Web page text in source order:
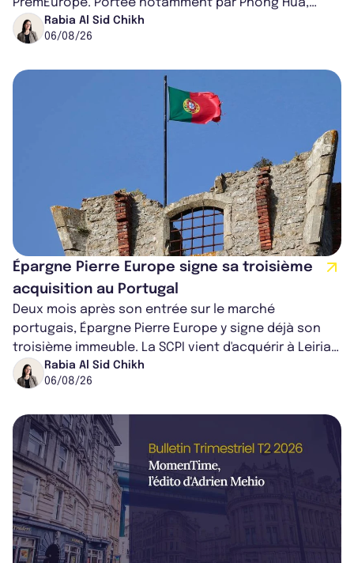
PremEurope. Portée notamment par Phong Hua,
ancien directeur des investissements d...
Rabia Al Sid Chikh
06/08/26
Épargne Pierre Europe signe sa troisième
acquisition au Portugal
Deux mois après son entrée sur le marché
portugais, Épargne Pierre Europe y signe déjà son
troisième immeuble. La SCPI vient d'acquérir à Leiria,
dans le centre du pays, un établis...
Rabia Al Sid Chikh
06/08/26